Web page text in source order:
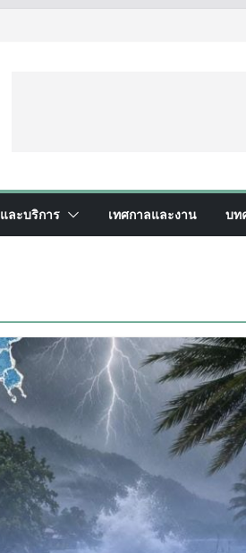
ละบริการ เทศกาลและงาน บท